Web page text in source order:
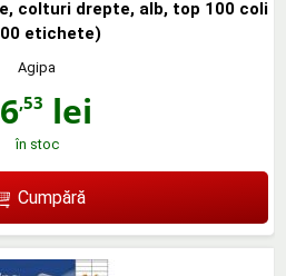
colturi drepte, alb, top 100 coli
etichete)
Agipa
,53 lei
în stoc
Cumpără